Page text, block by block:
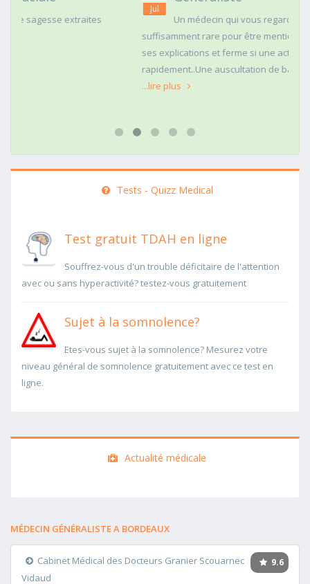
Un médecin qui vous regarde dans les yeux c'est
suffisamment rare pour être mentionné. Posé,clair dans
ses explications et ferme si une action doit être menée
rapidement..Une auscultation de bas
Tests - Quizz Medical
Test gratuit TDAH en ligne
Souffrez-vous d'un trouble déficitaire de l'attention
avec ou sans hyperactivité? testez-vous gratuitement
Sujet à la somnolence?
Etes-vous sujet à la somnolence? Mesurez votre
niveau général de somnolence gratuitement avec ce test en
ligne.
Actualité médicale
MÉDECIN GÉNÉRALISTE A BORDEAUX
9.6
Cabinet Médical des Docteurs Granier Scouarnec
Vidaud